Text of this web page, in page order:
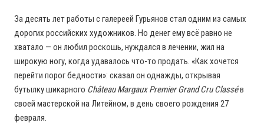
За десять лет работы с галереей Гурьянов стал одним из самых
дорогих российских художников. Но денег ему всё равно не
хватало — он любил роскошь, нуждался в лечении, жил на
широкую ногу, когда удавалось что-то продать. «Как хочется
перейти порог бедности»: сказал он однажды, открывая
бутылку шикарного Château Margaux Premier Grand Cru Classéв
своей мастерской на Литейном, в день своего рождения 27
февраля.